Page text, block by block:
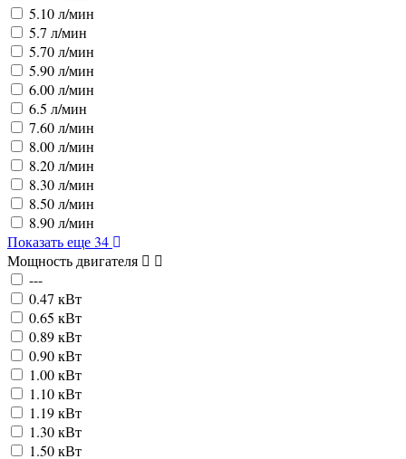
5.10 л/мин
5.7 л/мин
5.70 л/мин
5.90 л/мин
6.00 л/мин
6.5 л/мин
7.60 л/мин
8.00 л/мин
8.20 л/мин
8.30 л/мин
8.50 л/мин
8.90 л/мин
Показать еще 34
Мощность двигателя
---
0.47 кВт
0.65 кВт
0.89 кВт
0.90 кВт
1.00 кВт
1.10 кВт
1.19 кВт
1.30 кВт
1.50 кВт